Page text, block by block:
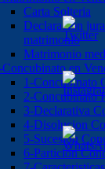
Carta Solteria
Declaración
matrimonio
Matrimonio
en
1-Concubinato
2-Concubinato
3-Declarativa
4-Disolucion
5-Sucesión
6-Partición